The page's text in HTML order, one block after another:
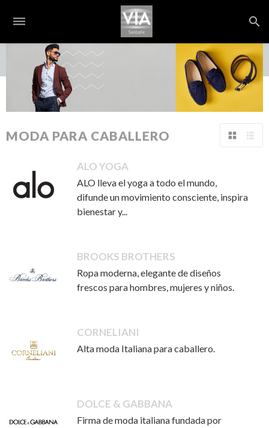
dehaze search
MODA PARA CABALLERO
ALO YOGA
ALO lleva el yoga a todo el mundo,
difunde un movimiento consciente, inspira
bienestar y...
BROOKS BROTHERS
Ropa moderna, elegante de diseños
frescos para hombres, mujeres y niños.
CORNELIANI
Alta moda Italiana para caballero.
DOLCE & GABBANA
Firma de moda italiana fundada por